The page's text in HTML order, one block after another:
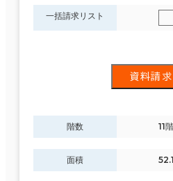
一括請求リスト
資料請求
階数 11階
面積